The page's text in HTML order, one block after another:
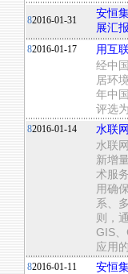
82016-01-31
安恒
展汇
82016-01-17
用互
经中
居环
年中
评选
82016-01-14
水联
水联
新增
术服
用确
系、
则，
GIS
应用
82016-01-11
安恒